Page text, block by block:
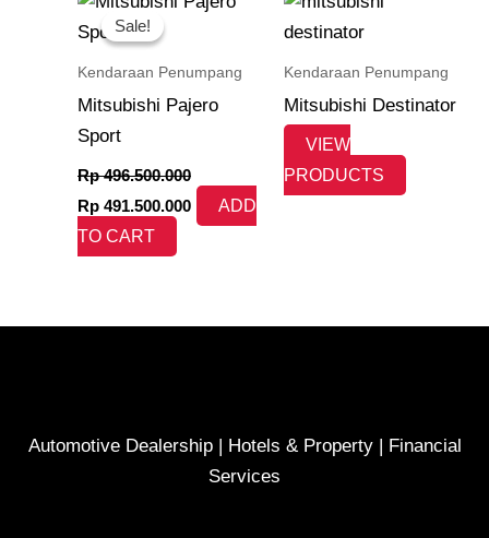
Sale!
Sale!
Kendaraan Penumpang
Mitsubishi Pajero
Sport
Rp496.500.000
was:
Rp 491.500.000
price
ADD
TO CART
Kendaraan Penumpang
Mitsubishi Destinator
VIEW
PRODUCTS
Automotive Dealership | Hotels & Property | Financial
Services